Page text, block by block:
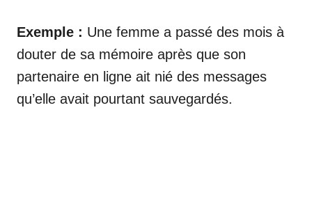
Exemple : Une femme a passé des mois à
douter de sa mémoire après que son
partenaire en ligne ait nié des messages
qu’elle avait pourtant sauvegardés.